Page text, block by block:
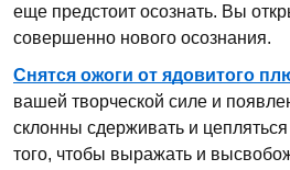
еще предстоит осознать. Вы
совершенно нового осознания.
Снятся ожоги от ядовитого
вашей творческой силе и
склонны сдерживать и
того, чтобы выражать и